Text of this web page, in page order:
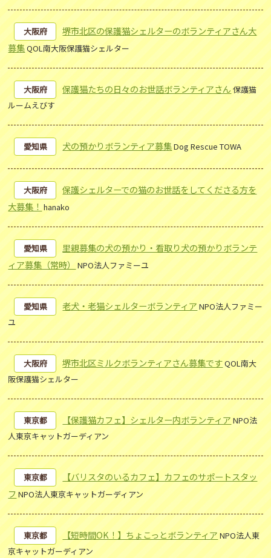
大阪府
堺市北区の保護猫シェルターのボランティアさん大
募集QOL南大阪保護猫シェルター
大阪府 保護猫たちの日々のお世話ボランティアさん 保護猫
ルームえびす
愛知県 犬の預かりボランティア募集Dog Rescue TOWA
大阪府
保護シェルターでの猫のお世話をしてくださる方を
大募集！ hanako
愛知県
里親募集の犬の預かり・看取り犬の預かりボランテ
ィア募集（常時）
NPO法人ファミーユ
愛知県 老犬・老猫シェルターボランティア NPO法人ファミー
ユ
大阪府 堺市北区ミルクボランティアさん募集ですQOL南大
阪保護猫シェルター
東京都 【保護猫カフェ】シェルター内ボランティア NPO法
人東京キャットガーディアン
東京都
【バリスタのいるカフェ】カフェのサポートスタッ
フ NPO法人東京キャットガーディアン
東京都 【短時間OK！】ちょこっとボランティア NPO法人東
京キャットガーディアン